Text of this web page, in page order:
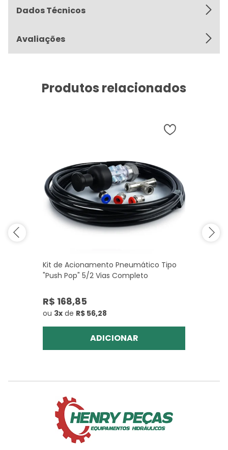
Dados Técnicos
Avaliações
Produtos relacionados
Kit de Acionamento Pneumático Tipo
"Push Pop" 5/2 Vias Completo
R$ 168,85
ou 3x de R$ 56,28
ADICIONAR